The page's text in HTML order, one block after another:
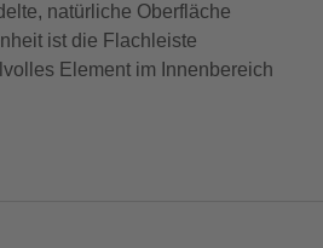
natürliche Oberfläche
ist die Flachleiste
Element im Innenbereich